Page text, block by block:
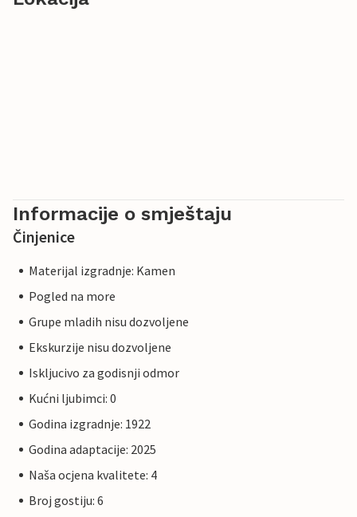
Informacije o smještaju
Činjenice
Materijal izgradnje: Kamen
Pogled na more
Grupe mladih nisu dozvoljene
Ekskurzije nisu dozvoljene
Iskljucivo za godisnji odmor
Kućni ljubimci: 0
Godina izgradnje: 1922
Godina adaptacije: 2025
Naša ocjena kvalitete: 4
Broj gostiju: 6